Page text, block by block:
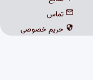
تماس
حریم خصوصی